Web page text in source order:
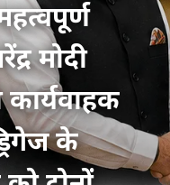
मोदी
के